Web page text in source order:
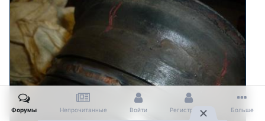
Форумы Непрочитанные Войти Регистрация Больше